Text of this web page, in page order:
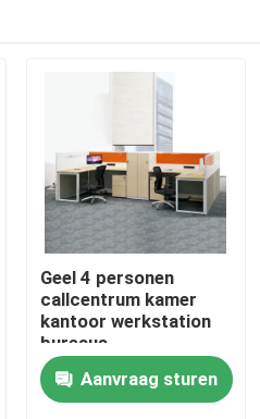
Geel 4 personen
callcentrum kamer
kantoor werkstation
bureaus
Aanvraag sturen